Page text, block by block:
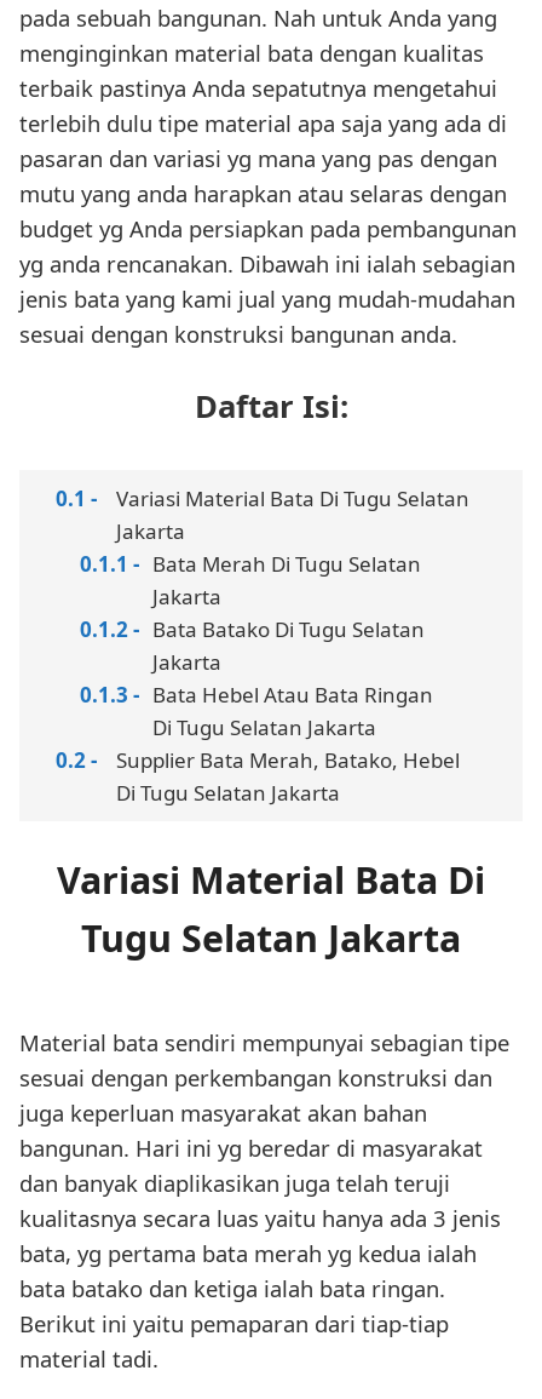
pada sebuah bangunan. Nah untuk Anda yang
menginginkan material bata dengan kualitas
terbaik pastinya Anda sepatutnya mengetahui
terlebih dulu tipe material apa saja yang ada di
pasaran dan variasi yg mana yang pas dengan
mutu yang anda harapkan atau selaras dengan
budget yg Anda persiapkan pada pembangunan
yg anda rencanakan. Dibawah ini ialah sebagian
jenis bata yang kami jual yang mudah-mudahan
sesuai dengan konstruksi bangunan anda.
Daftar Isi:
Variasi Material Bata Di Tugu Selatan
Jakarta
Bata Merah Di Tugu Selatan
Jakarta
Bata Batako Di Tugu Selatan
Jakarta
Bata Hebel Atau Bata Ringan
Di Tugu Selatan Jakarta
Supplier Bata Merah, Batako, Hebel
Di Tugu Selatan Jakarta
Variasi Material Bata Di
Tugu Selatan Jakarta
Material bata sendiri mempunyai sebagian tipe
sesuai dengan perkembangan konstruksi dan
juga keperluan masyarakat akan bahan
bangunan. Hari ini yg beredar di masyarakat
dan banyak diaplikasikan juga telah teruji
kualitasnya secara luas yaitu hanya ada 3 jenis
bata, yg pertama bata merah yg kedua ialah
bata batako dan ketiga ialah bata ringan.
Berikut ini yaitu pemaparan dari tiap-tiap
material tadi.